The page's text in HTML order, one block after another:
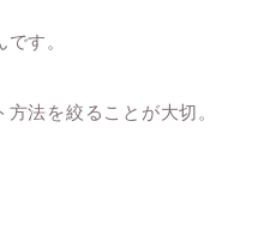
す。
法を絞ることが大切。